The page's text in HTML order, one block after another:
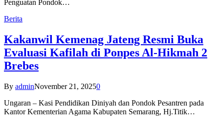
Penguatan Pondok…
Berita
Kakanwil Kemenag Jateng Resmi Buka
Evaluasi Kafilah di Ponpes Al-Hikmah 2
Brebes
By adminNovember 21, 20250
Ungaran – Kasi Pendidikan Diniyah dan Pondok Pesantren pada
Kantor Kementerian Agama Kabupaten Semarang, Hj.Titik…